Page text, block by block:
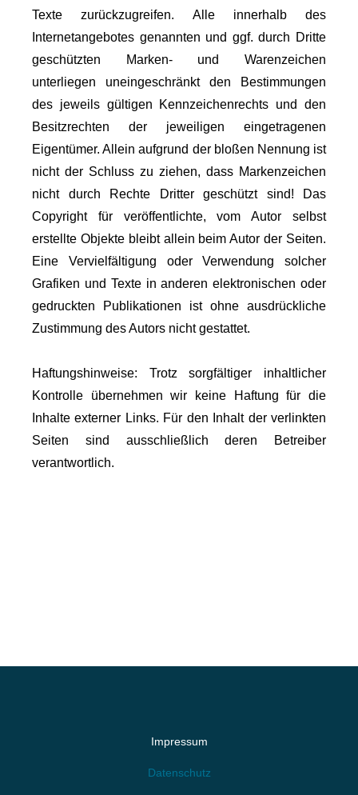
Texte zurückzugreifen. Alle innerhalb des
Internetangebotes genannten und ggf. durch Dritte
geschützten Marken- und Warenzeichen
unterliegen uneingeschränkt den Bestimmungen
des jeweils gültigen Kennzeichenrechts und den
Besitzrechten der jeweiligen eingetragenen
Eigentümer. Allein aufgrund der bloßen Nennung ist
nicht der Schluss zu ziehen, dass Markenzeichen
nicht durch Rechte Dritter geschützt sind! Das
Copyright für veröffentlichte, vom Autor selbst
erstellte Objekte bleibt allein beim Autor der Seiten.
Eine Vervielfältigung oder Verwendung solcher
Grafiken und Texte in anderen elektronischen oder
gedruckten Publikationen ist ohne ausdrückliche
Zustimmung des Autors nicht gestattet.
Haftungshinweise: Trotz sorgfältiger inhaltlicher
Kontrolle übernehmen wir keine Haftung für die
Inhalte externer Links. Für den Inhalt der verlinkten
Seiten sind ausschließlich deren Betreiber
verantwortlich.
Impressum
Datenschutz